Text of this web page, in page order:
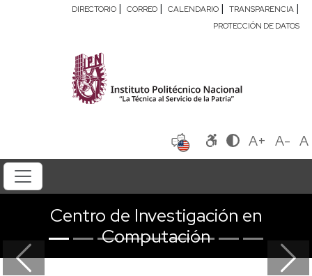
DIRECTORIO | CORREO | CALENDARIO | TRANSPARENCIA |
PROTECCIÓN DE DATOS
A+ A- A
Centro de Investigación en
Computación
Previous Next